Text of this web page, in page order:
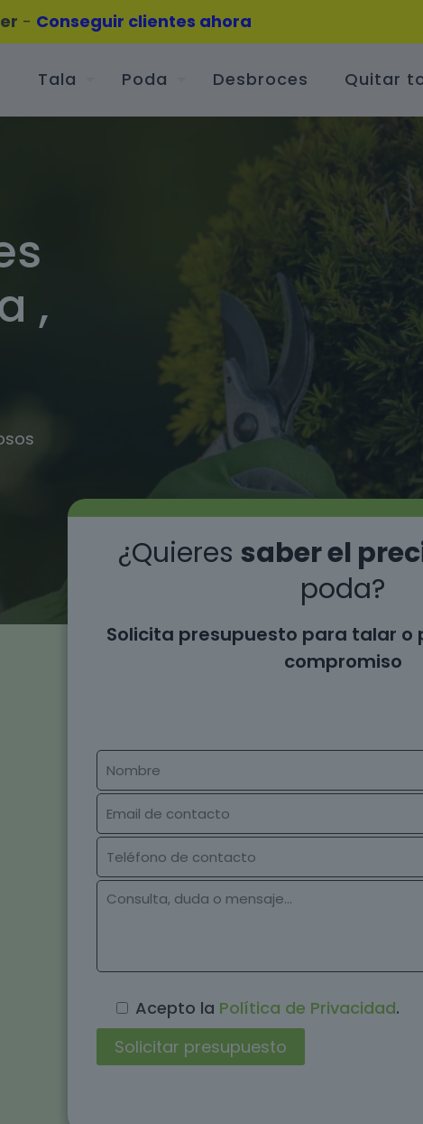
- Conseguir clientes ahora
Tala Poda Desbroces Quitar
,
¿Quieres saber el
poda?
Solicita presupuesto para talar o
compromiso
Acepto la Política de Privacidad.